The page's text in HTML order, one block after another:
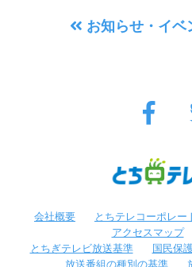
お知らせ・イベ
会社概要
とちテレコーポレー
アクセスマップ
とちぎテレビ放送基準
国民保
放送番組の種別の基準